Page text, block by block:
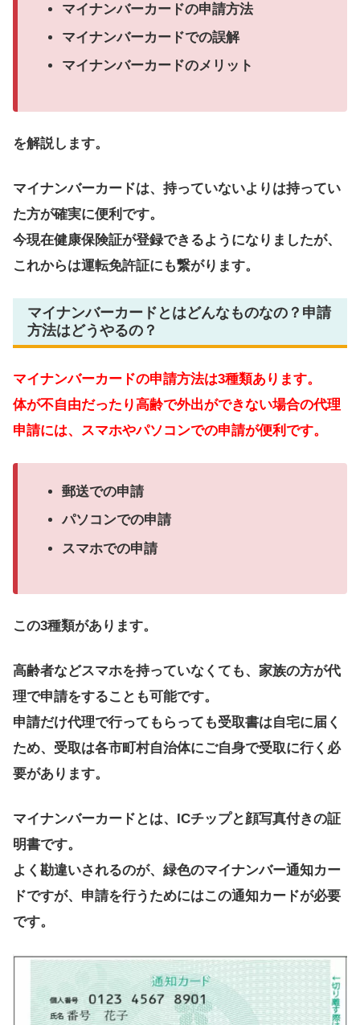
マイナンバーカードの申請方法
マイナンバーカードでの誤解
マイナンバーカードのメリット
を解説します。
マイナンバーカードは、持っていないよりは持ってい
た方が確実に便利です。
今現在健康保険証が登録できるようになりましたが、
これからは運転免許証にも繋がります。
マイナンバーカードとはどんなものなの？申請
方法はどうやるの？
マイナンバーカードの申請方法は3種類あります。
体が不自由だったり高齢で外出ができない場合の代理
申請には、スマホやパソコンでの申請が便利です。
郵送での申請
パソコンでの申請
スマホでの申請
この3種類があります。
高齢者などスマホを持っていなくても、家族の方が代
理で申請をすることも可能です。
申請だけ代理で行ってもらっても受取書は自宅に届く
ため、受取は各市町村自治体にご自身で受取に行く必
要があります。
マイナンバーカードとは、ICチップと顔写真付きの証
明書です。
よく勘違いされるのが、緑色のマイナンバー通知カー
ドですが、 申請を行うためにはこの通知カードが必要
です。